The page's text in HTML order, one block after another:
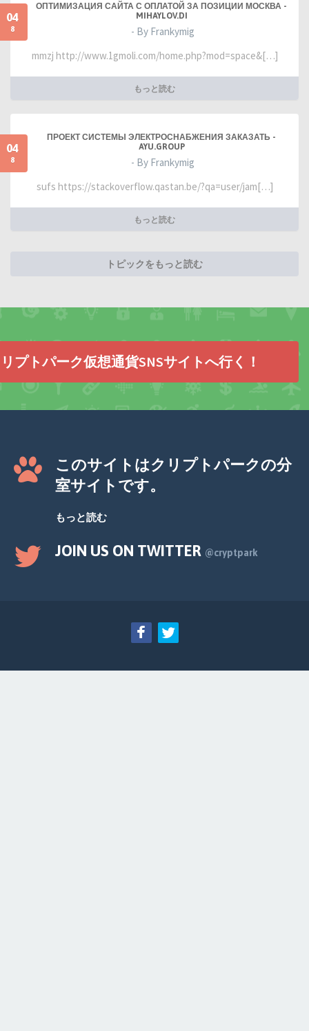
04
8
ОПТИМИЗАЦИЯ САЙТА С ОПЛАТОЙ ЗА ПОЗИЦИИ МОСКВА -
MIHAYLOV.DI
- By Frankymig
mmzj http://www.1gmoli.com/home.php?mod=space&[…]
もっと読む
04
8
ПРОЕКТ СИСТЕМЫ ЭЛЕКТРОСНАБЖЕНИЯ ЗАКАЗАТЬ -
AYU.GROUP
- By Frankymig
sufs https://stackoverflow.qastan.be/?qa=user/jam[…]
もっと読む
トピックをもっと読む
プトパーク仮想通貨SNSサイトへ行く！
このサイトはクリプトパークの分
室サイトです。
もっと読む
JOIN US ON TWITTER @cryptpark